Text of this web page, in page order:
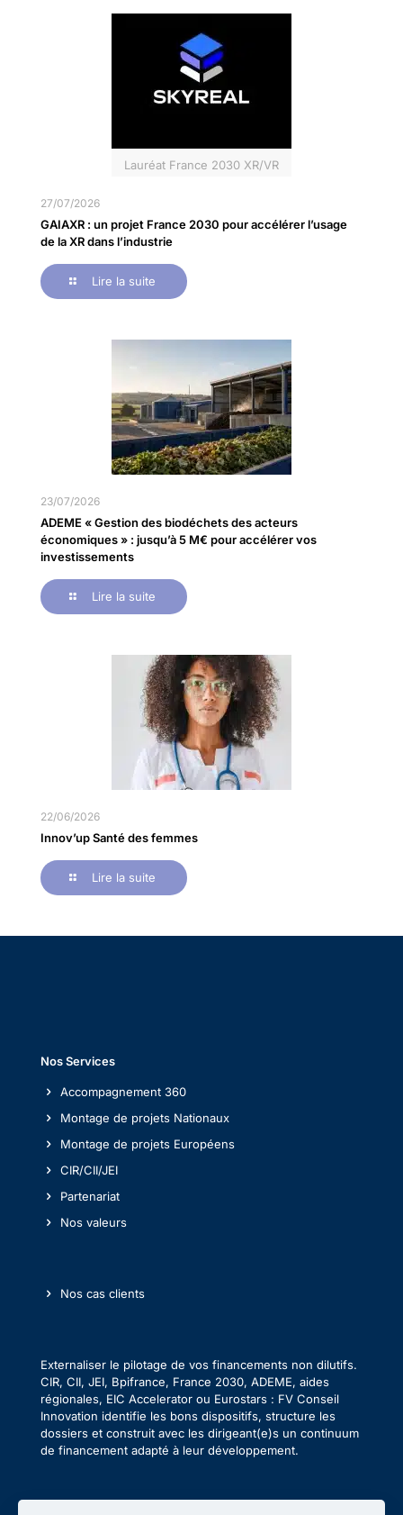
Lauréat France 2030 XR/VR
27/07/2026
GAIAXR : un projet France 2030 pour accélérer l’usage
de la XR dans l’industrie
Lire la suite
23/07/2026
ADEME « Gestion des biodéchets des acteurs
économiques » : jusqu’à 5 M€ pour accélérer vos
investissements
Lire la suite
22/06/2026
Innov’up Santé des femmes
Lire la suite
Nos Services
Accompagnement 360
Montage de projets Nationaux
Montage de projets Européens
CIR/CII/JEI
Partenariat
Nos valeurs
Nos cas clients
Externaliser le pilotage de vos financements non dilutifs.
CIR, CII, JEI, Bpifrance, France 2030, ADEME, aides
régionales, EIC Accelerator ou Eurostars : FV Conseil
Innovation identifie les bons dispositifs, structure les
dossiers et construit avec les dirigeant(e)s un continuum
de financement adapté à leur développement.